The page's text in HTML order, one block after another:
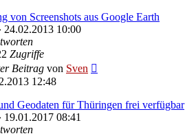
von Screenshots aus Google Earth
24.02.2013 10:00
Zugriffe
Beitrag von Sven
12:48
Geodaten für Thüringen frei verfügbar
19.01.2017 08:41